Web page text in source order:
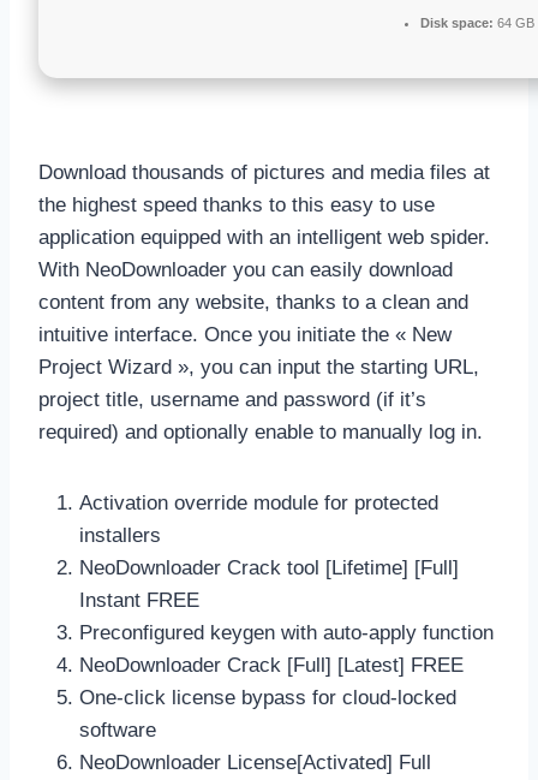
Disk space: 64 GB
Download thousands of pictures and media files at
the highest speed thanks to this easy to use
application equipped with an intelligent web spider.
With NeoDownloader you can easily download
content from any website, thanks to a clean and
intuitive interface. Once you initiate the « New
Project Wizard », you can input the starting URL,
project title, username and password (if it’s
required) and optionally enable to manually log in.
Activation override module for protected
installers
NeoDownloader Crack tool [Lifetime] [Full]
Instant FREE
Preconfigured keygen with auto-apply function
NeoDownloader Crack [Full] [Latest] FREE
One-click license bypass for cloud-locked
software
NeoDownloader License[Activated] Full